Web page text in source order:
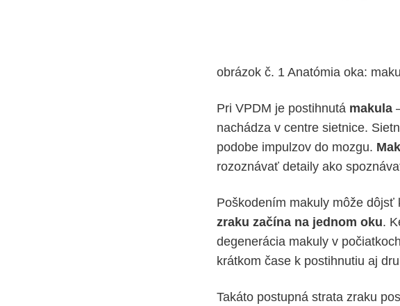
obrázok č. 1 Anatómia oka:
Pri VPDM je postihnutá makula
nachádza v centre sietnice.
podobe impulzov do mozgu.
rozoznávať detaily ako
Poškodením makuly môže dôjsť
zraku začína na jednom oku.
degenerácia makuly v
krátkom čase k postihnutiu aj
Takáto postupná strata zraku